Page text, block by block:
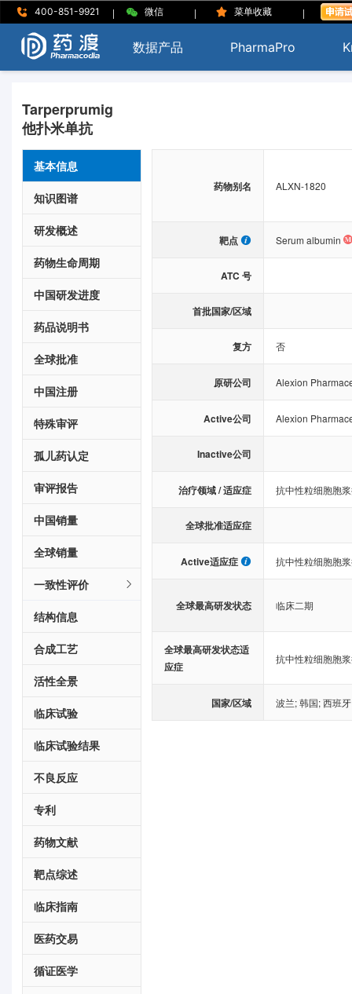
400-851-9921 | 微信 | 菜单收藏 |
数据产品 PharmaPro
Tarperprumig
他扑米单抗
基本信息
知识图谱
研发概述
药物生命周期
中国研发进度
药品说明书
全球批准
中国注册
特殊审评
孤儿药认定
审评报告
中国销量
全球销量
一致性评价
结构信息
合成工艺
活性全景
临床试验
临床试验结果
不良反应
专利
药物文献
靶点综述
临床指南
医药交易
循证医学
药物别名 ALXN-1820
靶点 Serum albumin
ATC 号
首批国家/区域
复方 否
原研公司 Alexion
Active公司 Alexion
Inactive公司
治疗领域 / 适应症 抗中性粒细胞胞
全球批准适应症
Active适应症 抗中性粒细胞胞
全球最高研发状态 临床二期
全球最高研发状态适
应症
抗中性粒细胞胞
国家/区域 波兰;韩国;西班牙